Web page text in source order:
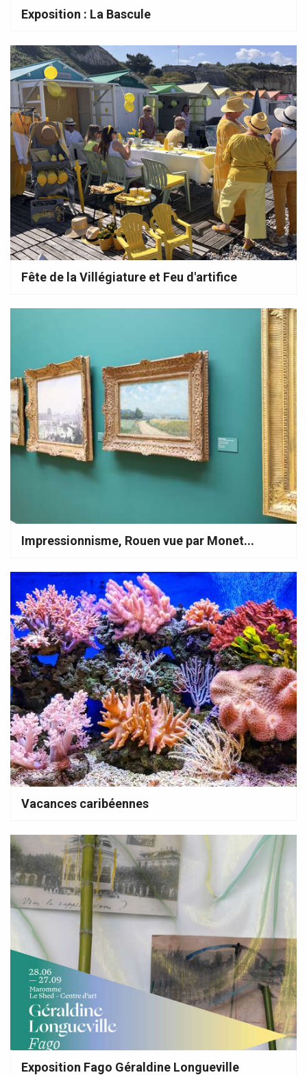
Exposition : La Bascule
Fête de la Villégiature et Feu d'artifice
Impressionnisme, Rouen vue par Monet...
Vacances caribéennes
Exposition Fago Géraldine Longueville